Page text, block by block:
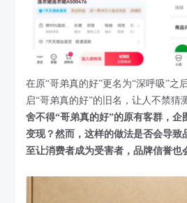
在原“哥弟真的好”更名为“深呼吸”之
启“哥弟真的好”的旧名，让人不禁猜
舍不得“哥弟真的好”的原有客群，企
变现？然而，这样的做法是否会导致
至让消费者成为受害者，品牌信誉也